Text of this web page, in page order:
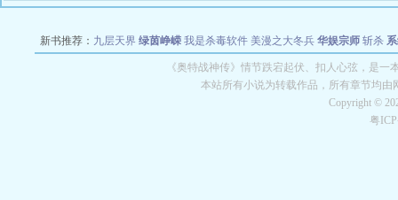
新书推荐： 九层天界 绿茵峥嵘 我是杀毒软件 美漫之大冬兵 华娱宗师 斩杀
教练万岁 都市全能巨星 绝对交易 全职武神 位面复
《奥特战神传》情节跌宕起伏、扣人心弦，是
本站所有小说为转载作品，所有章节均
Copyright ©
粤